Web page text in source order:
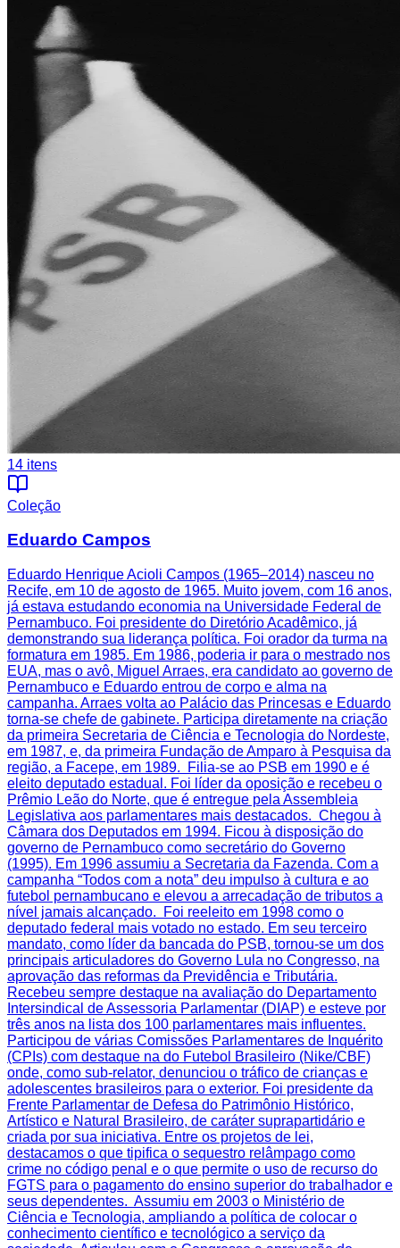
14 itens
Coleção
Eduardo Campos
Eduardo Henrique Acioli Campos (1965–2014) nasceu no
Recife, em 10 de agosto de 1965. Muito jovem, com 16 anos,
já estava estudando economia na Universidade Federal de
Pernambuco. Foi presidente do Diretório Acadêmico, já
demonstrando sua liderança política. Foi orador da turma na
formatura em 1985. Em 1986, poderia ir para o mestrado nos
EUA, mas o avô, Miguel Arraes, era candidato ao governo de
Pernambuco e Eduardo entrou de corpo e alma na
campanha. Arraes volta ao Palácio das Princesas e Eduardo
torna-se chefe de gabinete. Participa diretamente na criação
da primeira Secretaria de Ciência e Tecnologia do Nordeste,
em 1987, e, da primeira Fundação de Amparo à Pesquisa da
região, a Facepe, em 1989. Filia-se ao PSB em 1990 e é
eleito deputado estadual. Foi líder da oposição e recebeu o
Prêmio Leão do Norte, que é entregue pela Assembleia
Legislativa aos parlamentares mais destacados. Chegou à
Câmara dos Deputados em 1994. Ficou à disposição do
governo de Pernambuco como secretário do Governo
(1995). Em 1996 assumiu a Secretaria da Fazenda. Com a
campanha “Todos com a nota” deu impulso à cultura e ao
futebol pernambucano e elevou a arrecadação de tributos a
nível jamais alcançado. Foi reeleito em 1998 como o
deputado federal mais votado no estado. Em seu terceiro
mandato, como líder da bancada do PSB, tornou-se um dos
principais articuladores do Governo Lula no Congresso, na
aprovação das reformas da Previdência e Tributária.
Recebeu sempre destaque na avaliação do Departamento
Intersindical de Assessoria Parlamentar (DIAP) e esteve por
três anos na lista dos 100 parlamentares mais influentes.
Participou de várias Comissões Parlamentares de Inquérito
(CPIs) com destaque na do Futebol Brasileiro (Nike/CBF)
onde, como sub-relator, denunciou o tráfico de crianças e
adolescentes brasileiros para o exterior. Foi presidente da
Frente Parlamentar de Defesa do Patrimônio Histórico,
Artístico e Natural Brasileiro, de caráter suprapartidário e
criada por sua iniciativa. Entre os projetos de lei,
destacamos o que tipifica o sequestro relâmpago como
crime no código penal e o que permite o uso de recurso do
FGTS para o pagamento do ensino superior do trabalhador e
seus dependentes. Assumiu em 2003 o Ministério de
Ciência e Tecnologia, ampliando a política de colocar o
conhecimento científico e tecnológico a serviço da